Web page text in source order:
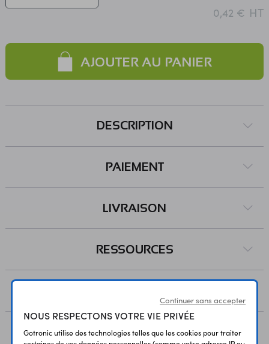
0,42 € HT
AJOUTER AU PANIER
DESCRIPTION
PAIEMENT
LIVRAISON
RESSOURCES
Continuer sans accepter
NOUS RESPECTONS VOTRE VIE PRIVÉE
Gotronic utilise des technologies telles que les cookies pour traiter